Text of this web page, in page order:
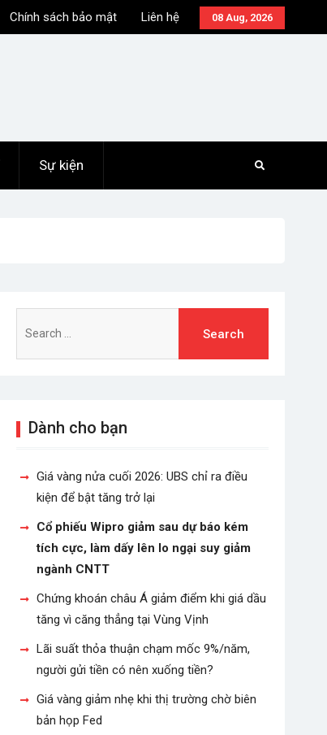
08 Aug, 2026
Chính sách bảo mật Liên hệ
Sự kiện
for:
Dành cho bạn
Giá vàng nửa cuối 2026: UBS chỉ ra điều
kiện để bật tăng trở lại
Cổ phiếu Wipro giảm sau dự báo kém
tích cực, làm dấy lên lo ngại suy giảm
ngành CNTT
Chứng khoán châu Á giảm điểm khi giá dầu
tăng vì căng thẳng tại Vùng Vịnh
Lãi suất thỏa thuận chạm mốc 9%/năm,
người gửi tiền có nên xuống tiền?
Giá vàng giảm nhẹ khi thị trường chờ biên
bản họp Fed